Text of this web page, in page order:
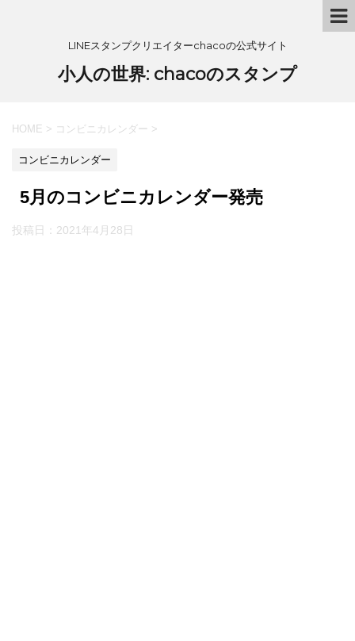
LINEスタンプクリエイターchacoの公式サイト
小人の世界: chacoのスタンプ
HOME > コンビニカレンダー >
コンビニカレンダー
5月のコンビニカレンダー発売
投稿日： 2021年4月28日